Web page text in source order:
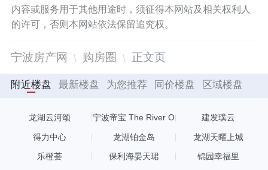
内容或服务用于其他用途时，须征得本网站及相关权利人
的许可，否则本网站依法保留追究权。
宁波房产网 购房圈 正文页
附近楼盘 最新楼盘 为您推荐 同价楼盘 区域楼盘
龙湖云河颂
宁波帝宝 The River O
建发璞云
得力中心 龙湖铂金岛 龙湖天曜上城
乐橙荟 保利海晏天珺 锦园幸福里